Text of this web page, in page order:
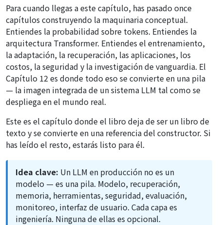
Para cuando llegas a este capítulo, has pasado once
capítulos construyendo la maquinaria conceptual.
Entiendes la probabilidad sobre tokens. Entiendes la
arquitectura Transformer. Entiendes el entrenamiento,
la adaptación, la recuperación, las aplicaciones, los
costos, la seguridad y la investigación de vanguardia. El
Capítulo 12 es donde todo eso se convierte en una pila
— la imagen integrada de un sistema LLM tal como se
despliega en el mundo real.
Este es el capítulo donde el libro deja de ser un libro de
texto y se convierte en una referencia del constructor. Si
has leído el resto, estarás listo para él.
Idea clave: Un LLM en producción no es un
modelo — es una pila. Modelo, recuperación,
memoria, herramientas, seguridad, evaluación,
monitoreo, interfaz de usuario. Cada capa es
ingeniería. Ninguna de ellas es opcional.